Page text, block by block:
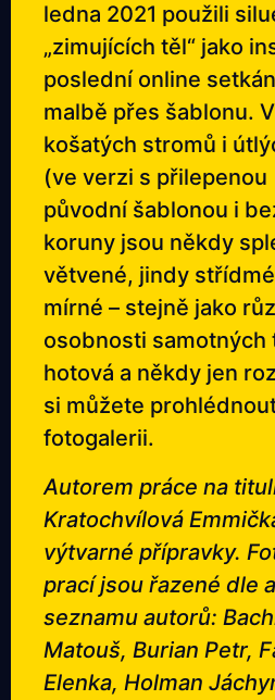
ledna 2021 použili
„zimujících těl“ jako
poslední online
malbě přes šablonu.
košatých stromů i
(ve verzi s přilepenou
původní šablonou i
koruny jsou někdy
větvené, jindy
mírné – stejně jako
osobnosti samotných
hotová a někdy jen
si můžete
fotogalerii.
Autorem práce na
Kratochvílová
výtvarné přípravky.
prací jsou řazené dle
seznamu autorů:
Matouš, Burian Petr,
Elenka, Holman